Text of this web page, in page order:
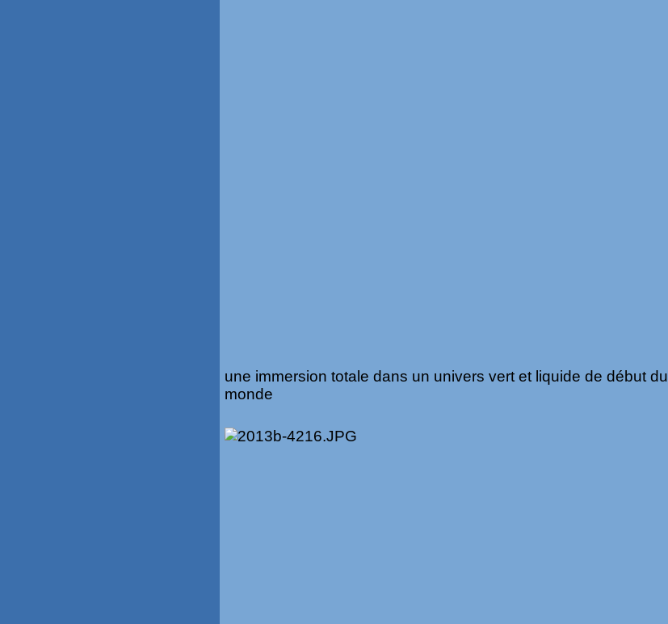
une immersion totale dans un univers vert et liquide de début du
monde